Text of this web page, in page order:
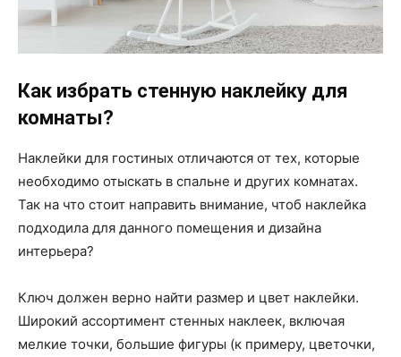
Как избрать стенную наклейку для
комнаты?
Наклейки для гостиных отличаются от тех, которые
необходимо отыскать в спальне и других комнатах.
Так на что стоит направить внимание, чтоб наклейка
подходила для данного помещения и дизайна
интерьера?
Ключ должен верно найти размер и цвет наклейки.
Широкий ассортимент стенных наклеек, включая
мелкие точки, большие фигуры (к примеру, цветочки,